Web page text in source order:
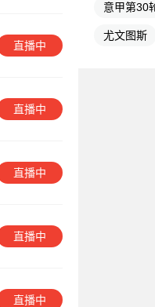
直播中
直播中
直播中
直播中
直播中
意甲第30
尤文图斯